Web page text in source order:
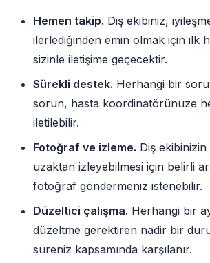
Hemen takip. Diş ekibiniz,
ilerlediğinden emin olmak için ilk
sizinle iletişime geçecektir.
Sürekli destek. Herhangi bir
sorun, hasta koordinatörünüze
iletilebilir.
Fotoğraf ve izleme. Diş ekibinizin
uzaktan izleyebilmesi için belirli
fotoğraf göndermeniz istenebilir.
Düzeltici çalışma. Herhangi bir
düzeltme gerektiren nadir bir
süreniz kapsamında karşılanır.